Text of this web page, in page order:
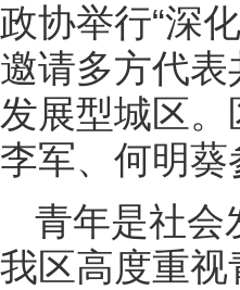
政协举行“深
邀请多方代
发展型城区
李军、何明
青年是社会
我区高度重视